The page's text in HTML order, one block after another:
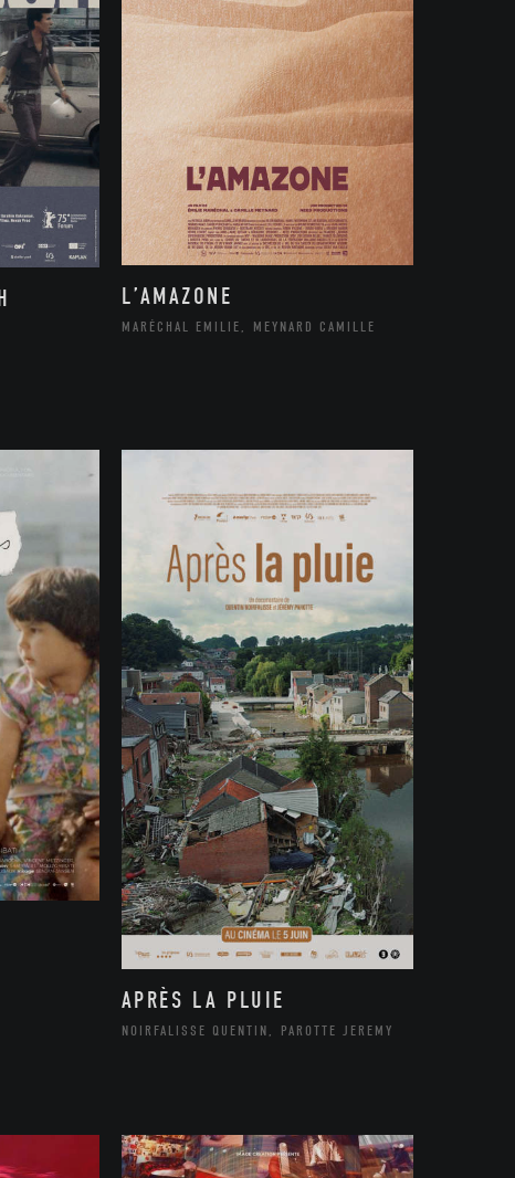
L’AMAZONE
MARÉCHAL EMILIE, MEYNARD CAMILLE
APRÈS LA PLUIE
NOIRFALISSE QUENTIN, PAROTTE JEREMY